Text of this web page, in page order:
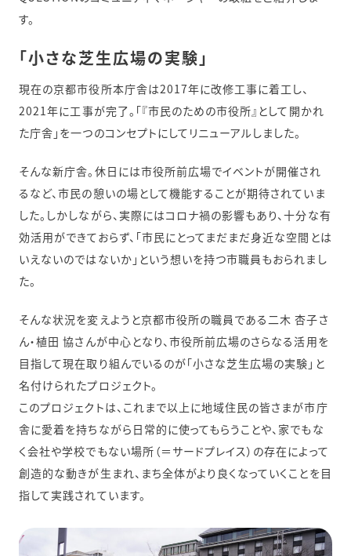
す。
「小さな芝生広場の実験」
現在の京都市役所本庁舎は2017年に改修工事に着工し、
2021年に工事が完了。「『市民のための市役所』として開かれ
た庁舎」を一つのコンセプトにしてリニューアルしました。
そんな新庁舎。休日には市役所前広場でイベントが開催され
るなど、市民の憩いの場として機能することが期待されていま
した。しかしながら、実際にはコロナ禍の影響もあり、十分な有
効活用ができておらず、「市民にとってまだまだ身近な空間とは
いえないのではないか」という想いを持つ市職員もおられまし
た。
そんな状況を変えようと京都市役所の職員である二木 杏子さ
ん・植田 協さんが中心となり、市役所前広場のさらなる活用を
目指して現在取り組んでいるのが「小さな芝生広場の実験」と
名付けられたプロジェクト。
このプロジェクトは、これまで以上に地域住民の皆さまが市庁
舎に愛着を持ちながら日常的に使ってもらうことや、家でもな
く会社や学校でもない場所（＝サードプレイス）の存在によって
創造的な動きが生まれ、まち全体がより良くなっていくことを目
指して実践されています。